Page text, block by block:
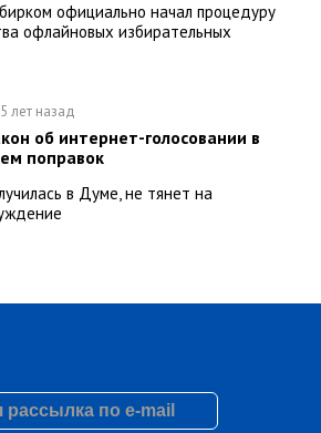
официально начал процедуру
офлайновых избирательных
5 лет назад
об интернет-голосовании в
поправок
в Думе, не тянет на